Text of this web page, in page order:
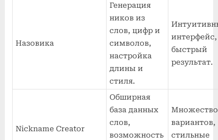
Назовика
Генерация
ников из
слов, цифр и
символов,
настройка
длины и
стиля.
интерфейс,
быстрый
результат.
Nickname Creator
Обширная
база данных
слов,
возможность
Множество
вариантов,
стильные